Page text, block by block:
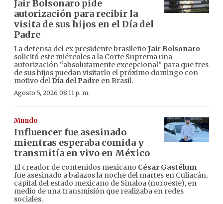
Jair Bolsonaro pide
autorización para recibir la
visita de sus hijos en el Día del
Padre
La defensa del ex presidente brasileño Jair Bolsonaro
solicitó este miércoles a la Corte Suprema una
autorización “absolutamente excepcional” para que tres
de sus hijos puedan visitarlo el próximo domingo con
motivo del Día del Padre en Brasil.
Agosto 5, 2026 08:11 p. m.
Mundo
Influencer fue asesinado
mientras esperaba comida y
transmitía en vivo en México
El creador de contenidos mexicano César Gastélum
fue asesinado a balazos la noche del martes en Culiacán,
capital del estado mexicano de Sinaloa (noroeste), en
medio de una transmisión que realizaba en redes
sociales.